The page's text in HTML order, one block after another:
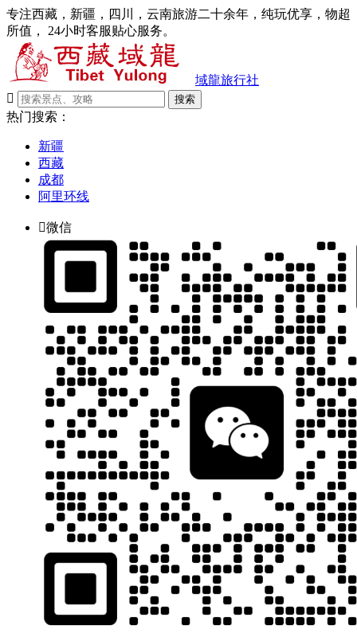
专注西藏，新疆，四川，云南旅游二十余年，纯玩优享，物超
所值， 24小时客服贴心服务。
域龍旅行社

搜索
热门搜索：
新疆
西藏
成都
阿里环线
微信